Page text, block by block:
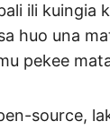
ili kuingia
huo una
pekee
source,